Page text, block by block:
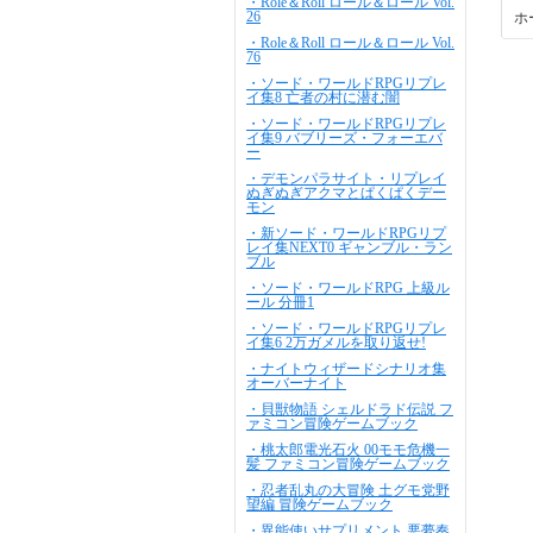
26
・Role＆Roll ロール＆ロール Vol.
76
・ソード・ワールドRPGリプレ
イ集8 亡者の村に潜む闇
・ソード・ワールドRPGリプレ
イ集9 バブリーズ・フォーエバ
ー
・デモンパラサイト・リプレイ
ぬぎぬぎアクマとぱくぱくデー
モン
・新ソード・ワールドRPGリプ
レイ集NEXT0 ギャンブル・ラン
ブル
・ソード・ワールドRPG 上級ル
ール 分冊1
・ソード・ワールドRPGリプレ
イ集6 2万ガメルを取り返せ!
・ナイトウィザードシナリオ集
オーバーナイト
・貝獣物語 シェルドラド伝説 フ
ァミコン冒険ゲームブック
・桃太郎電光石火 00モモ危機一
髪 ファミコン冒険ゲームブック
・忍者乱丸の大冒険 土グモ党野
望編 冒険ゲームブック
ホ